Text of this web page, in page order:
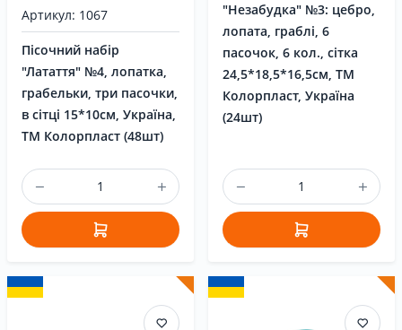
Артикул: 1067
Пісочний набір
"Латаття" №4, лопатка,
грабельки, три пасочки,
в сітці 15*10см, Україна,
ТМ Колорпласт (48шт)
"Незабудка" №3: цебро,
лопата, граблі, 6
пасочок, 6 кол., сітка
24,5*18,5*16,5см, ТМ
Колорпласт, Україна
(24шт)